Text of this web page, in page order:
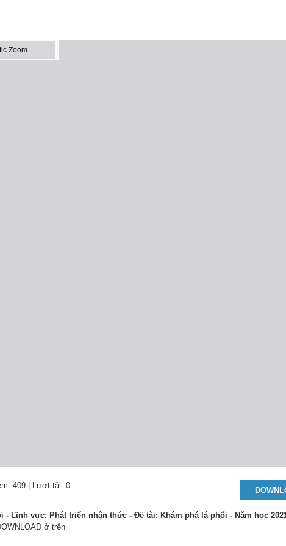
409 | Lượt tải: 0
- Lĩnh vực: Phát triển nhận thức - Đề tài: Khám phá lá phổi - Năm học
ở trên